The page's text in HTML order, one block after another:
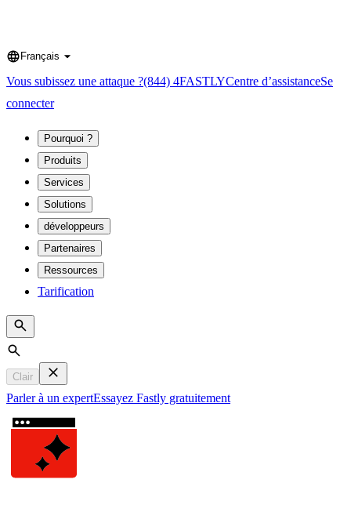
Language
Français
Vous subissez une attaque ?(844) 4FASTLYCentre d’assistanceSe
connecter
Pourquoi ?
Produits
Services
Solutions
développeurs
Partenaires
Ressources
Tarification
Search
Clair
Parler à un expertEssayez Fastly gratuitement